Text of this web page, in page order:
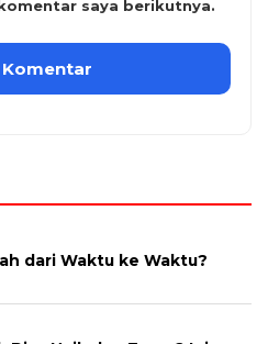
saya berikutnya.
dari Waktu ke Waktu?